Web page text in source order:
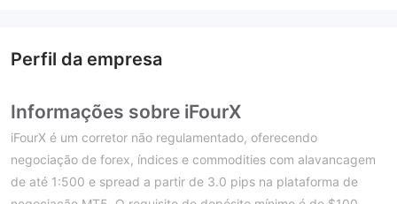
Perfil da empresa
Informações sobre iFourX
iFourX é um corretor não regulamentado, oferecendo
negociação de forex, índices e commodities com alavancagem
de até 1:500 e spread a partir de 3.0 pips na plataforma de